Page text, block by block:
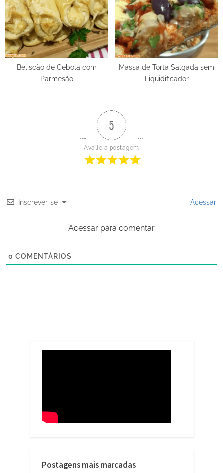
Beliscão de Cebola com
Parmesão
Massa de Torta Salgada sem
Liquidificador
5
Avalie a postagem
Inscrever-se Acessar
Acessar para comentar
0 COMENTÁRIOS
Postagens mais marcadas